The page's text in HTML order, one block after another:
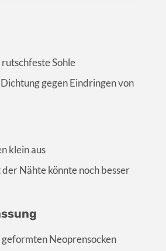
Sohle
gegen Eindringen von
klein aus
Nähte könnte noch besser
Neoprensocken